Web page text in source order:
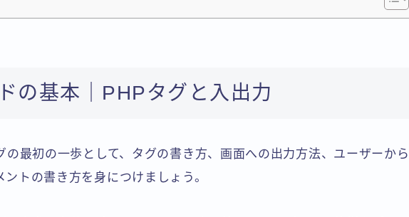
の基本｜PHPタグと入出力
の最初の一歩として、タグの書き方、画面への出力方法、ユーザーから
トの書き方を身につけましょう。